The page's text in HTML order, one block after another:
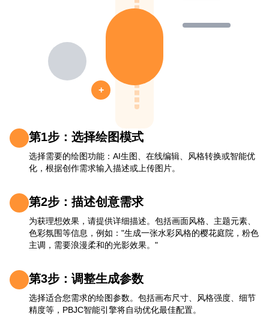
+
第1步：选择绘图模式
选择需要的绘图功能：AI生图、在线编辑、风格转换或智能优
化，根据创作需求输入描述或上传图片。
第2步：描述创意需求
为获理想效果，请提供详细描述。包括画面风格、主题元素、
色彩氛围等信息，例如："生成一张水彩风格的樱花庭院，粉色
主调，需要浪漫柔和的光影效果。"
第3步：调整生成参数
选择适合您需求的绘图参数。包括画布尺寸、风格强度、细节
精度等，PBJC智能引擎将自动优化最佳配置。